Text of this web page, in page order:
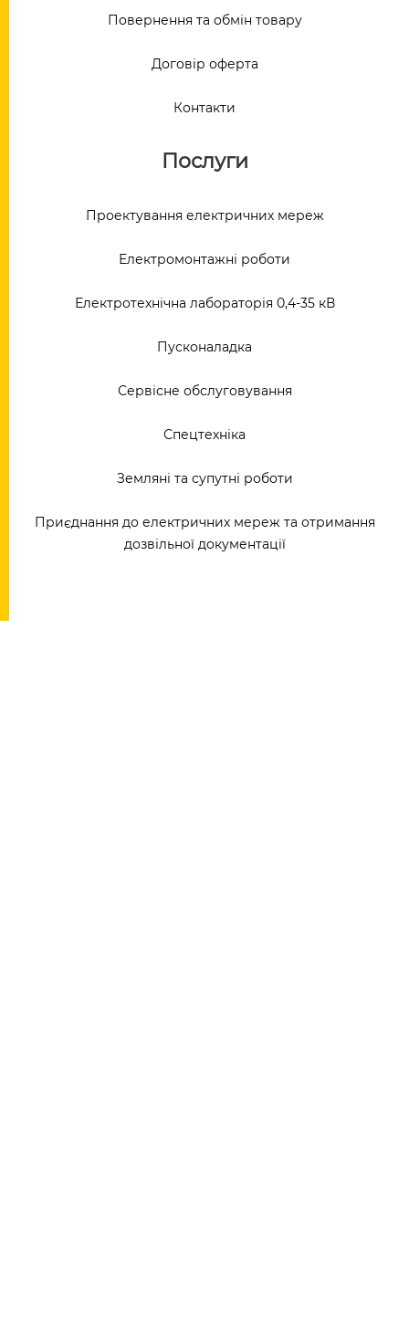
Повернення та обмін товару
Договір оферта
Контакти
Послуги
Проектування електричних мереж
Електромонтажні роботи
Електротехнічна лабораторія 0,4-35 кВ
Пусконаладка
Сервісне обслуговування
Спецтехніка
Земляні та супутні роботи
Приєднання до електричних мереж та отримання
дозвільної документації